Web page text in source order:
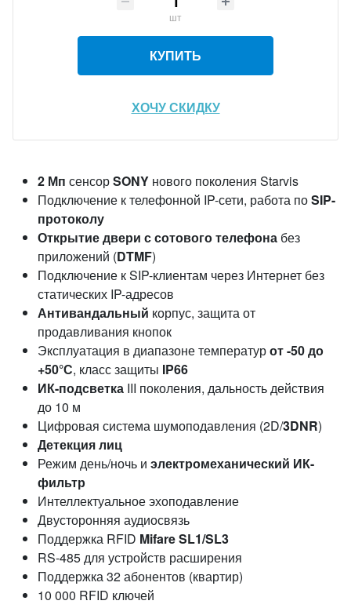
шт
КУПИТЬ
ХОЧУ СКИДКУ
2 Мп сенсорSONY нового поколения Starvis
Подключение к телефонной IP-сети, работа поSIP-
протоколу
Открытие двери с сотового телефона без
приложений (DTMF)
Подключение к SIP-клиентам через Интернет без
статических IP-адресов
Антивандальный корпус, защита от
продавливания кнопок
Эксплуатация в диапазоне температурот -50 до
+50°С, класс защиты IP66
ИК-подсветка III поколения, дальность действия
до 10 м
Цифровая система шумоподавления (2D/3DNR)
Детекция лиц
Режим день/ночь и электромеханический ИК-
фильтр
Интеллектуальное эхоподавление
Двусторонняя аудиосвязь
Поддержка RFID Mifare SL1/SL3
RS-485 для устройств расширения
Поддержка 32 абонентов (квартир)
10 000 RFID ключей